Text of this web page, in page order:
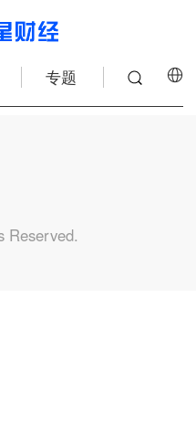
专题
Reserved.